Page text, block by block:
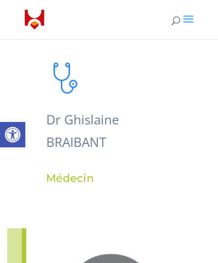
Ouvrir la barre d’outilsDr Ghislaine
BRAIBANT
Médecin